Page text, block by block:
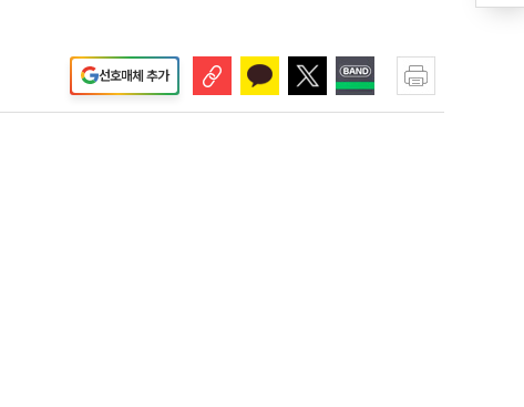
선호매체 추가